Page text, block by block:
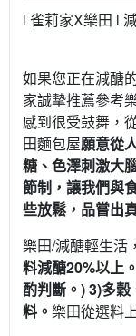
l 雀莉家X樂田 l
如果您正在減醣
家誠摯推薦參考
感到很受鼓舞，
田麵包屋願意從
糖、色澤刺激大
節制，讓我們與
些放鬆，品嘗出
樂田/減醣輕生活
料減醣20%以上
酌判斷。) 3)多
料。 樂田從選料